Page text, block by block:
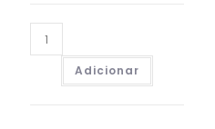
Adicionar